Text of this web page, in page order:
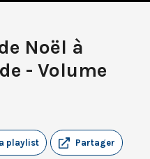
Noël à
- Volume
Partager
playlist